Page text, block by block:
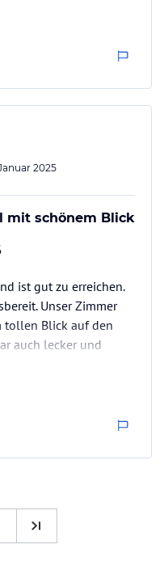
2025
mit schönem Blick
ist gut zu erreichen.
Unser Zimmer
tollen Blick auf den
auch lecker und
Aufenthalt in Köln